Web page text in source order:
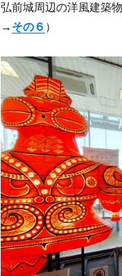
弘前城周辺の洋風建築
→ その６ ）